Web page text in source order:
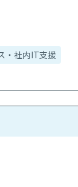
・社内IT支援